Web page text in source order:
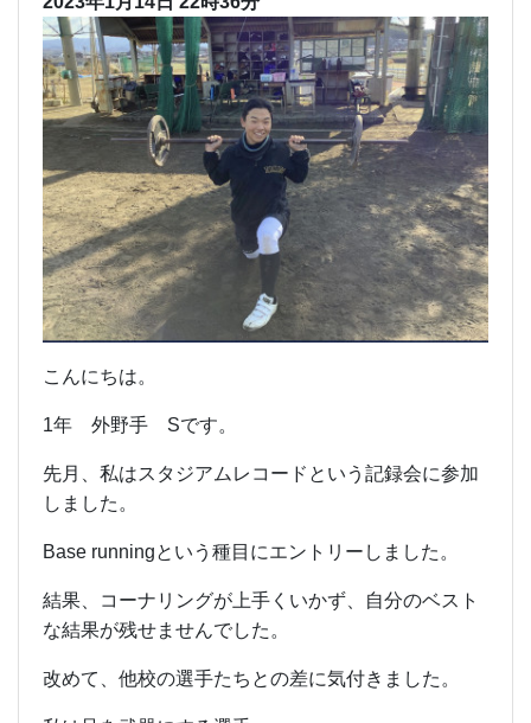
こんにちは。
1年 外野手 Sです。
先月、私はスタジアムレコードという記録会に参加
しました。
Base runningという種目にエントリーしました。
結果、コーナリングが上手くいかず、自分のベスト
な結果が残せませんでした。
改めて、他校の選手たちとの差に気付きました。